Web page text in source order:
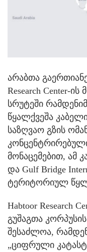
არაბთა
Research Center-
სრუტეში
წყალქვეშა
საზღვაო გზის
მონაცემებით, ამ
და Gulf Bridge
ტერიტორიულ
Habtoor Research
გუშაგთა
შესაძლოა,
„ციფრული